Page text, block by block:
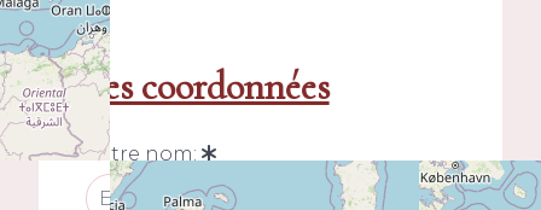
Mes coordonnées
Votre nom: